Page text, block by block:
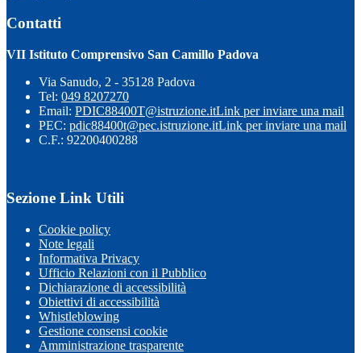
Contatti
VII Istituto Comprensivo San Camillo Padova
Via Sanudo, 2 - 35128 Padova
Tel: 049 8207270
Email: PDIC88400T@istruzione.itLink per inviare una mail
PEC: pdic88400t@pec.istruzione.itLink per inviare una mail
C.F.: 92200400288
Sezione Link Utili
Cookie policy
Note legali
Informativa Privacy
Ufficio Relazioni con il Pubblico
Dichiarazione di accessibilità
Obiettivi di accessibilità
Whistleblowing
Gestione consensi cookie
Amministrazione trasparente